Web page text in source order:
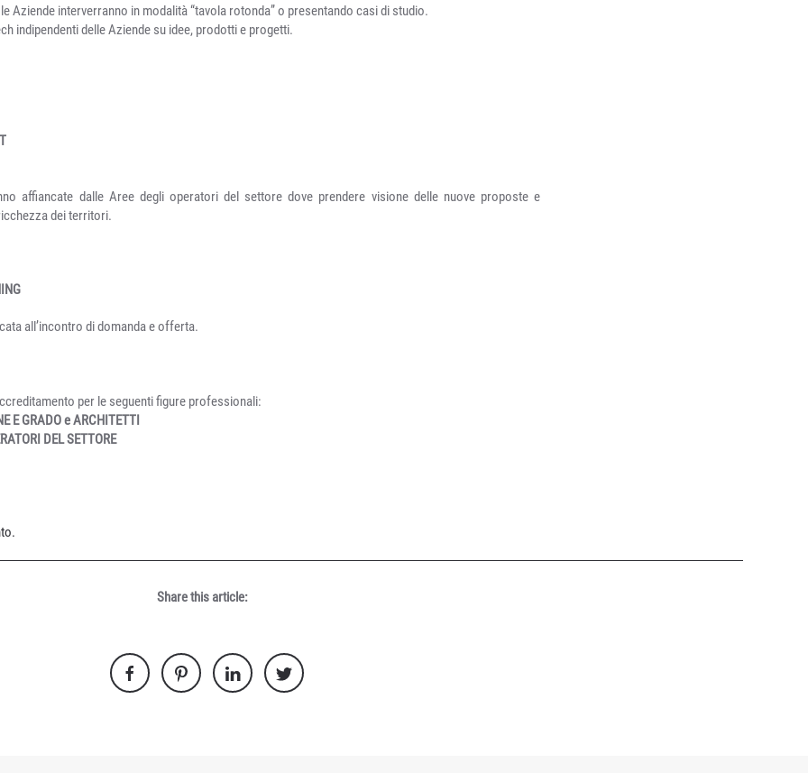
Aziende interverranno in modalità “tavola rotonda” o presentando casi di studio.
indipendenti delle Aziende su idee, prodotti e progetti.
affiancate dalle Aree degli operatori del settore dove prendere visione delle nuove proposte e
dei territori.
all’incontro di domanda e offerta.
per le seguenti figure professionali:
E GRADO e ARCHITETTI
DEL SETTORE
Share this article: